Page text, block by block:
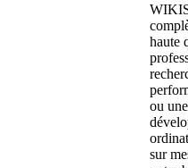
haute
ou
sur